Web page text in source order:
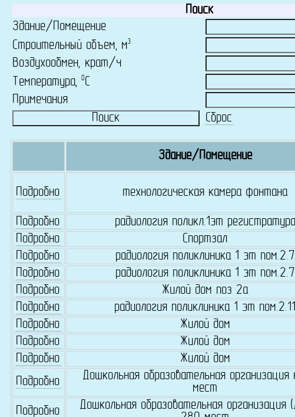
Поиск
Здание/Помещение
Строительный объем, м3
Воздухообмен, крат/ч
Температура, 0C
Примечания
Сброс
Здание/Помещение
Подробно технологическая камера фонтана
Подробно радиология поликл.1эт регистратура
Подробно
Спортзал
Подробно
радиология поликлиника 1 эт пом.2.7
Подробно
радиология поликлиника 1 эт пом.2.7
Подробно
Жилой дом поз 2а
Подробно
радиология поликлиника 1 эт пом.2.11
Подробно
Жилой дом
Подробно
Жилой дом
Подробно
Жилой дом
Подробно
Дошкольная образовательная
мест
Подробно
Дошкольная образовательная организация